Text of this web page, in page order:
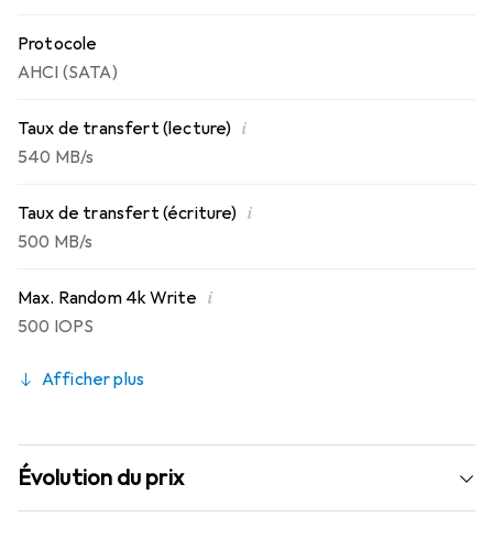
Protocole
AHCI (SATA)
Taux de transfert (lecture) i
540 MB/s
Taux de transfert (écriture) i
500 MB/s
Max. Random 4k Write i
500 IOPS
Afficher plus
Évolution du prix